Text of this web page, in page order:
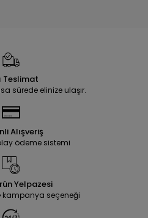
Teslimat
sürede elinize ulaşır.
Alışveriş
ödeme sistemi
Yelpazesi
kampanya seçeneği